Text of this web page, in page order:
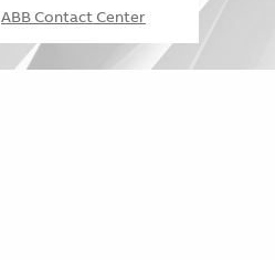
ABB Contact Center